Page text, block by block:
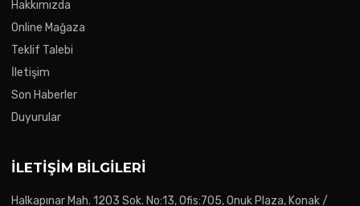
Hakkımızda
Online Mağaza
Teklif Talebi
İletişim
Son Haberler
Duyurular
İLETIŞIM BILGILERI
Halkapınar Mah. 1203 Sok. No:13, Ofis:705, Onuk Plaza, Konak /